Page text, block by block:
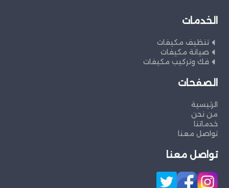
الخدمات
تنظيف مكيفات
صيانة مكيفات
فك وتركيب مكيفات
الصفحات
الرئيسية
من نحن
خدماتنا
تواصل معنا
تواصل معنا